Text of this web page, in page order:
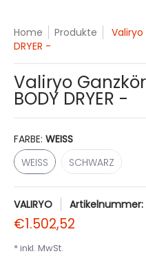
Home Produkte
DRYER -
Valiryo
BODY DRYER -
FARBE: WEISS
WEISS
WEISS
SCHWARZ
VALIRYO Artikelnummer:
€1.502,52
* inkl. MwSt.